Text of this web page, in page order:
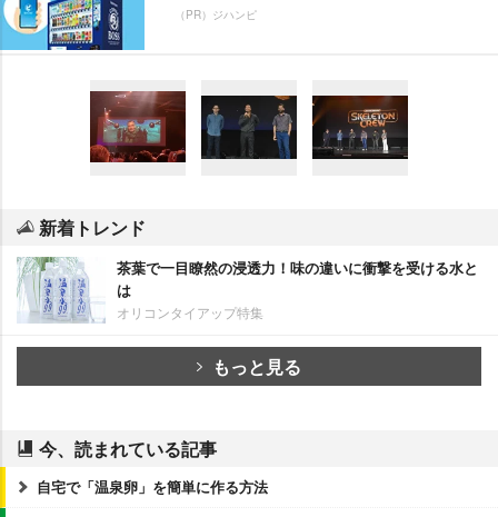
（PR）ジハンピ
新着トレンド
茶葉で一目瞭然の浸透力！味の違いに衝撃を受ける水と
は
オリコンタイアップ特集
もっと見る
今、読まれている記事
自宅で「温泉卵」を簡単に作る方法